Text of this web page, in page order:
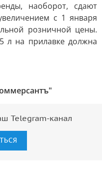
наоборот, сдают
с 1 января
розничной цены.
л на прилавке должна
Telegram-канал